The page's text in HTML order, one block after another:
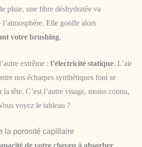
pluie, une fibre déshydratée va
Elle gonfle alors
votre brushing.
extrême : l’électricité statique. L’air
nos écharpes synthétiques font se
la tête. C’est l’autre visage, moins connu,
voyez le tableau ?
la porosité capillaire